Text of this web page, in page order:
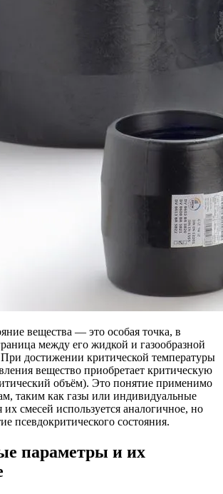
вещества — это особая точка, в
между его жидкой и газообразной
достижении критической температуры
вещество приобретает критическую
объём). Это понятие применимо
таким как газы или индивидуальные
смесей используется аналогичное, но
псевдокритического состояния.
параметры и их